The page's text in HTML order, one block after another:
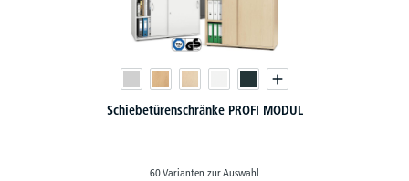
Schiebetürenschränke PROFI MODUL
60 Varianten zur Auswahl